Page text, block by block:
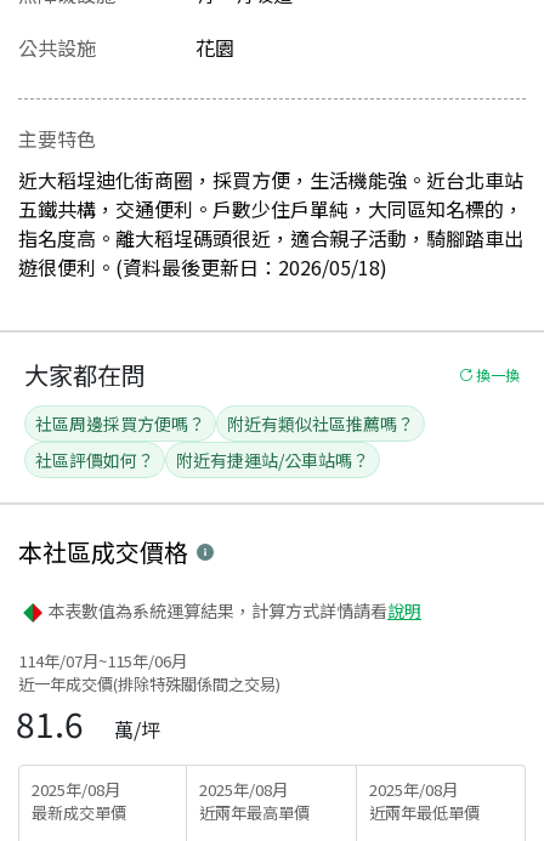
公共設施
花園
主要特色
近大稻埕迪化街商圈，採買方便，生活機能強。近台北車站
五鐵共構，交通便利。戶數少住戶單純，大同區知名標的，
指名度高。離大稻埕碼頭很近，適合親子活動，騎腳踏車出
遊很便利。(資料最後更新日：2026/05/18)
大家都在問 換一換
社區周邊採買方便嗎？
附近有類似社區推薦嗎？
社區評價如何？
附近有捷運站/公車站嗎？
本社區成交價格
本表數值為系統運算結果，計算方式詳情請看說明
114年/07月~115年/06月
近一年成交價(排除特殊關係間之交易)
81.6 萬/坪
2025年/08月
最新成交單價
2025年/08月
近兩年最高單價
2025年/08月
近兩年最低單價